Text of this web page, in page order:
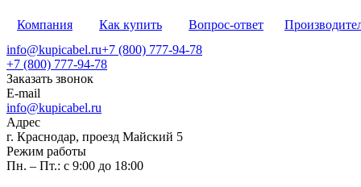
Компания Как купить Вопрос-ответ
info@kupicabel.ru+7 (800) 777-94-78
+7 (800) 777-94-78
Заказать звонок
E-mail
info@kupicabel.ru
Адрес
г. Краснодар, проезд Майский 5
Режим работы
Пн. – Пт.: с 9:00 до 18:00